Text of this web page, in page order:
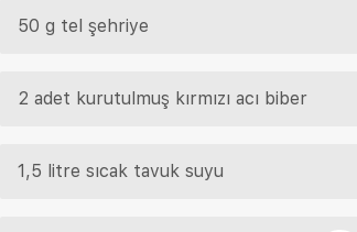
50 g tel şehriye
2 adet kurutulmuş kırmızı acı biber
1,5 litre sıcak tavuk suyu